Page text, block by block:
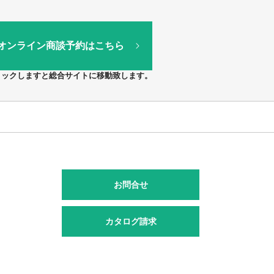
ンライン商談予約はこちら
クしますと総合サイトに移動致します。
お問合せ
カタログ請求